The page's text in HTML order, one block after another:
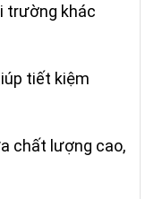
trường khác
tiết kiệm
chất lượng cao,